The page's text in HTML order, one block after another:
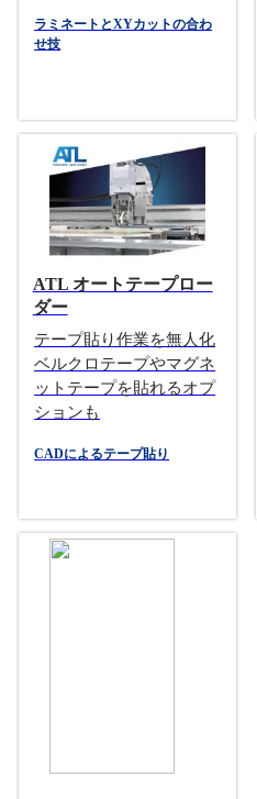
ラミネートとXYカットの合わ
せ技
ATL オートテープロー
ダー
テープ貼り作業を無人化
ベルクロテープやマグネ
ットテープを貼れるオプ
ションも
CADによるテープ貼り